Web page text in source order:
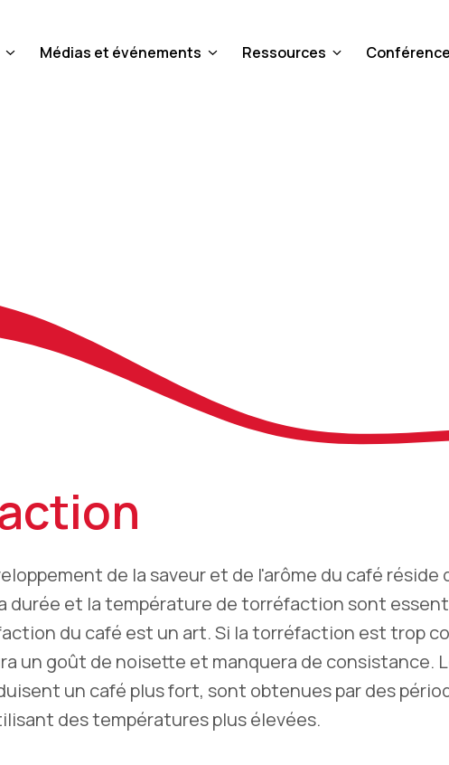
Médias et événements Ressources Conférence
de la saveur et de l'arôme du café
durée et la température de torréfaction sont
du café est un art. Si la torréfaction est trop
un goût de noisette et manquera de consistance.
un café plus fort, sont obtenues par des
des températures plus élevées.